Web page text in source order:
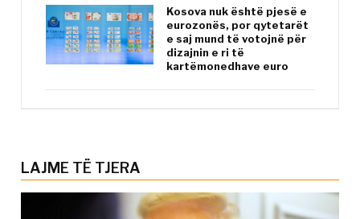
Kosova nuk është pjesë e
eurozonës, por qytetarët
e saj mund të votojnë për
dizajnin e ri të
kartëmonedhave euro
LAJME TË TJERA